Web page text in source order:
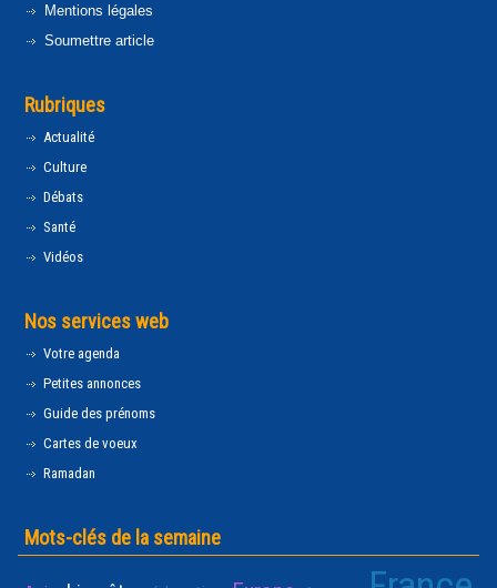
Mentions légales
Soumettre article
Rubriques
Actualité
Culture
Débats
Santé
Vidéos
Nos services web
Votre agenda
Petites annonces
Guide des prénoms
Cartes de voeux
Ramadan
Mots-clés de la semaine